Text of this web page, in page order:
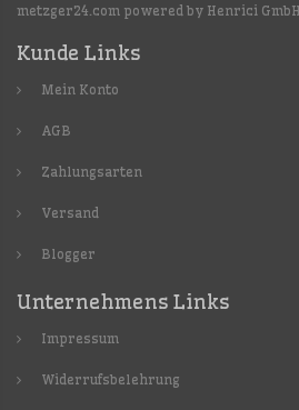
metzger24.com powered by Henrici GmbH
Kunde Links
Mein Konto
AGB
Zahlungsarten
Versand
Blogger
Unternehmens Links
Impressum
Widerrufsbelehrung